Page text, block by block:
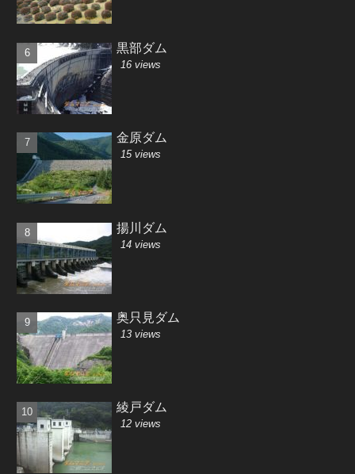
黒部ダム
16 views
金原ダム
15 views
揚川ダム
14 views
奥只見ダム
13 views
綾戸ダム
12 views